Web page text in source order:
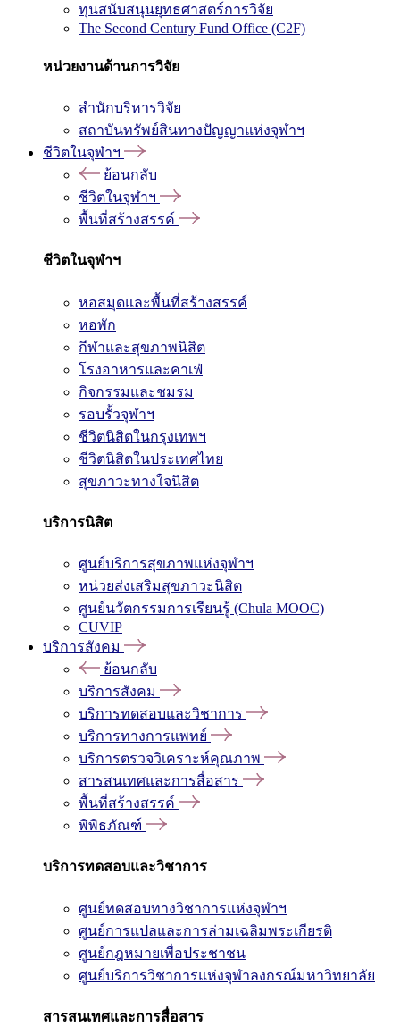
ทุนสนับสนุนยุทธศาสตร์การวิจัย
The Second Century Fund Office (C2F)
หน่วยงานด้านการวิจัย
สำนักบริหารวิจัย
สถาบันทรัพย์สินทางปัญญาแห่งจุฬาฯ
ชีวิตในจุฬาฯ
ย้อนกลับ
ชีวิตในจุฬาฯ
พื้นที่สร้างสรรค์
ชีวิตในจุฬาฯ
หอสมุดและพื้นที่สร้างสรรค์
หอพัก
กีฬาและสุขภาพนิสิต
โรงอาหารและคาเฟ่
กิจกรรมและชมรม
รอบรั้วจุฬาฯ
ชีวิตนิสิตในกรุงเทพฯ
ชีวิตนิสิตในประเทศไทย
สุขภาวะทางใจนิสิต
บริการนิสิต
ศูนย์บริการสุขภาพแห่งจุฬาฯ
หน่วยส่งเสริมสุขภาวะนิสิต
ศูนย์นวัตกรรมการเรียนรู้ (Chula MOOC)
CUVIP
บริการสังคม
ย้อนกลับ
บริการสังคม
บริการทดสอบและวิชาการ
บริการทางการแพทย์
บริการตรวจวิเคราะห์คุณภาพ
สารสนเทศและการสื่อสาร
พื้นที่สร้างสรรค์
พิพิธภัณฑ์
บริการทดสอบและวิชาการ
ศูนย์ทดสอบทางวิชาการแห่งจุฬาฯ
ศูนย์การแปลและการล่ามเฉลิมพระเกียรติ
ศูนย์กฎหมายเพื่อประชาชน
ศูนย์บริการวิชาการแห่งจุฬาลงกรณ์มหาวิทยาลัย
สารสนเทศและการสื่อสาร